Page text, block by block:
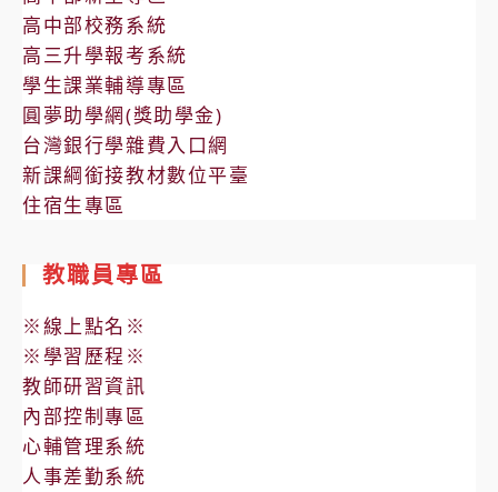
高中部校務系統
高三升學報考系統
學生課業輔導專區
圓夢助學網(獎助學金)
台灣銀行學雜費入口網
新課綱銜接教材數位平臺
住宿生專區
教職員專區
※線上點名※
※學習歷程※
教師研習資訊
內部控制專區
心輔管理系統
人事差勤系統